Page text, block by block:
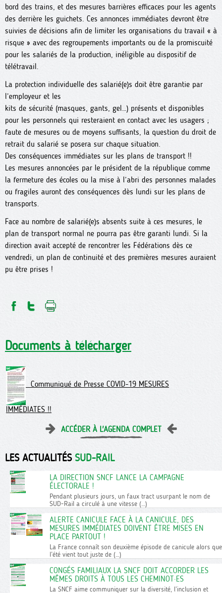
bord des trains, et des mesures barrières efficaces pour les agents
des derrière les guichets. Ces annonces immédiates devront être
suivies de décisions afin de limiter les organisations du travail « à
risque » avec des regroupements importants ou de la promiscuité
pour les salariés de la production, inéligible au dispositif de
télétravail.
La protection individuelle des salarié(e)s doit être garantie par
l’employeur et les
kits de sécurité (masques, gants, gel…) présents et disponibles
pour les personnels qui resteraient en contact avec les usagers ;
faute de mesures ou de moyens suffisants, la question du droit de
retrait du salarié se posera sur chaque situation.
Des conséquences immédiates sur les plans de transport !!
Les mesures annoncées par le président de la république comme
la fermeture des écoles ou la mise à l’abri des personnes malades
ou fragiles auront des conséquences dès lundi sur les plans de
transports.
Face au nombre de salarié(e)s absents suite à ces mesures, le
plan de transport normal ne pourra pas être garanti lundi. Si la
direction avait accepté de rencontrer les Fédérations dès ce
vendredi, un plan de continuité et des premières mesures auraient
pu être prises !
Documents à télécharger
Communiqué de Presse COVID-19 MESURES
IMMÉDIATES !!
ACCÉDER À L'AGENDA COMPLET
LES ACTUALITÉS SUD-RAIL
LA DIRECTION SNCF LANCE LA CAMPAGNE
ÉLECTORALE !
Pendant plusieurs jours, un faux tract usurpant le nom de
SUD-Rail a circulé à une vitesse (…)
ALERTE CANICULE FACE À LA CANICULE, DES
MESURES IMMÉDIATES DOIVENT ÊTRE MISES EN
PLACE PARTOUT !
La France connaît son deuxième épisode de canicule alors que
l’été vient tout juste de (…)
CONGÉS FAMILIAUX LA SNCF DOIT ACCORDER LES
MÊMES DROITS À TOUS LES CHEMINOT·ES
La SNCF aime communiquer sur la diversité, l’inclusion et